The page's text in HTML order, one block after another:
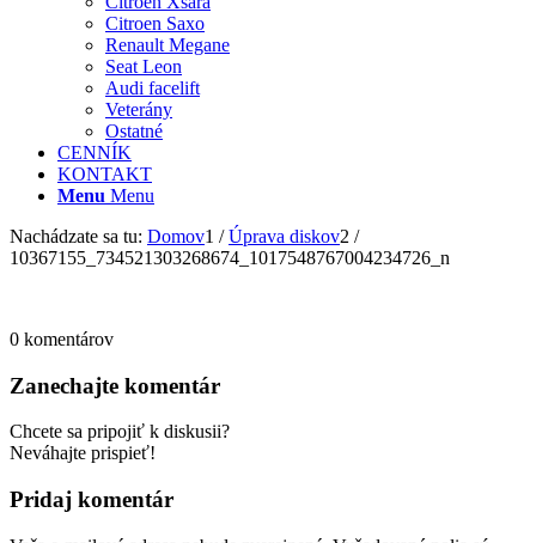
Citroen Saxo
Renault Megane
Seat Leon
Audi facelift
Veterány
Ostatné
CENNÍK
KONTAKT
Menu Menu
Nachádzate sa tu: Domov1 / Úprava diskov2 /
10367155_734521303268674_1017548767004234726_n
0 komentárov
Zanechajte komentár
Chcete sa pripojiť k diskusii?
Neváhajte prispieť!
Pridaj komentár